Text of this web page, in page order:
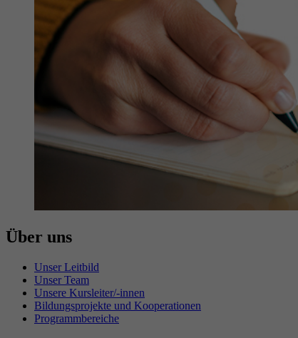
Über uns
Unser Leitbild
Unser Team
Unsere Kursleiter/-innen
Bildungsprojekte und Kooperationen
Programmbereiche